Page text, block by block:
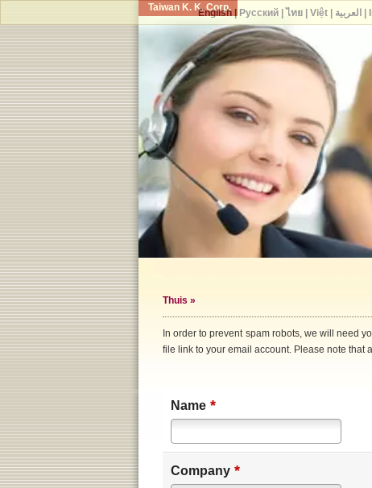
Taiwan K. K. Corp.
Thuis »
In order to prevent spam robots, we will need
file link to your email account. Please note that
Name *
Company *
English| Русский| ไทย| Việt| العربية